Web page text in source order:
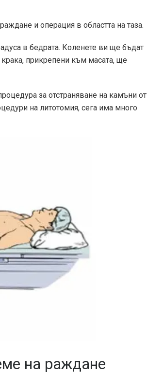
и операция в областта на таза.
в бедрата. Коленете ви ще бъдат
крака, прикрепени към масата, ще
за отстраняване на камъни от
на литотомия, сега има много
на раждане